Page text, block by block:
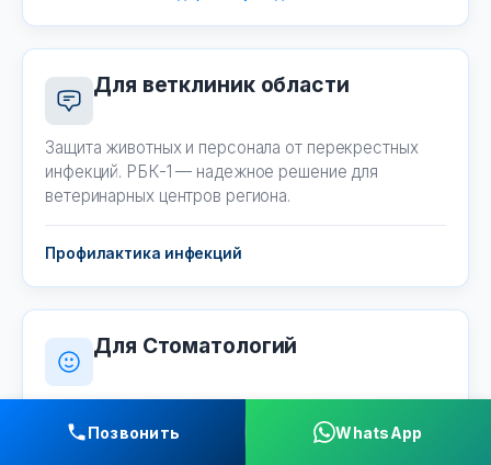
Позвонить WhatsApp
Для ветклиник области
Защита животных и персонала от перекрестных
инфекций. РБК-1 — надежное решение для
ветеринарных центров региона.
Профилактика инфекций
Для Стоматологий
стоматологических кабинетов. Компактный размер